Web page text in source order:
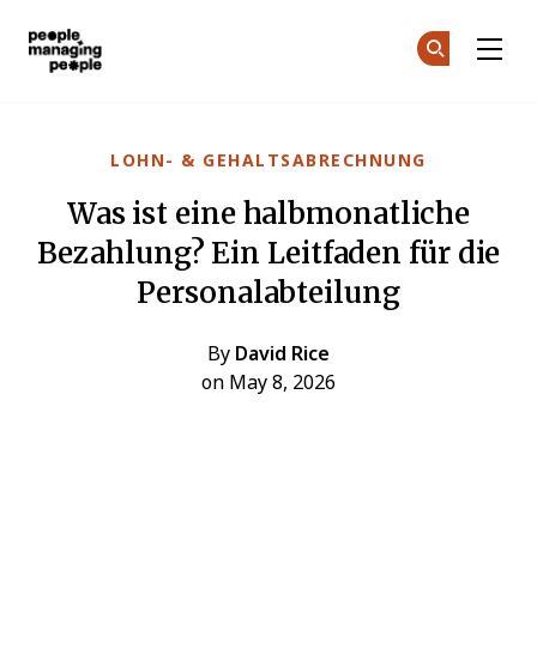
LOHN- & GEHALTSABRECHNUNG
Was ist eine halbmonatliche
Bezahlung? Ein Leitfaden für die
Personalabteilung
By David Rice
on May 8, 2026